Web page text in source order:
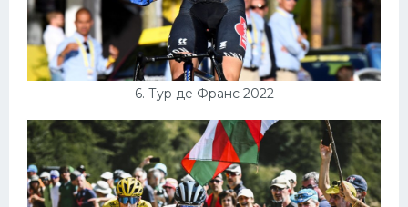
6. Тур де Франс 2022